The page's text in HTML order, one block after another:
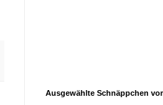
Ausgewählte Schnäppchen